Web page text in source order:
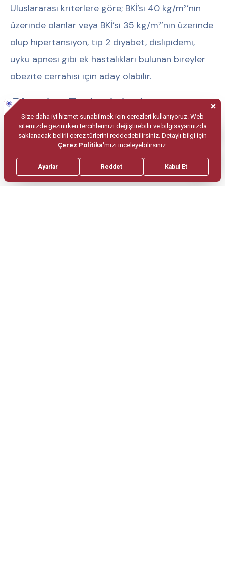
Uluslararası kriterlere göre; BKİ’si 40 kg/m²’nin
üzerinde olanlar veya BKİ’si 35 kg/m²’nin üzerinde
olup hipertansiyon, tip 2 diyabet, dislipidemi,
uyku apnesi gibi ek hastalıkları bulunan bireyler
obezite cerrahisi için aday olabilir.
Obezite Tedavisinde
Kullanılan Cerrahi Yöntemler
Sleeve Gastrektomi (Tüp Mide)
Ameliyatı